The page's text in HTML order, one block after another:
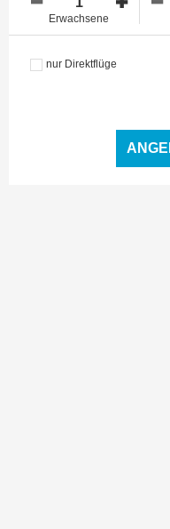
Erwachsene
nur Direktflüge